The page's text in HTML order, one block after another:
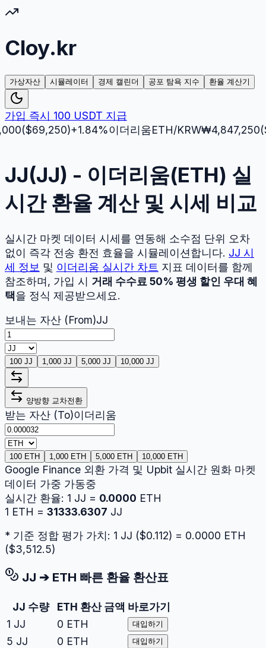
Cloy.kr
가상자산 시뮬레이터 경제 캘린더 공포 탐욕 지수 환율 계산기
가입 즉시 100 USDT 지급
($69,250)+1.84%이더리움ETH/KRW₩4,847,250($
JJ(JJ) - 이더리움(ETH) 실
시간 환율 계산 및 시세 비교
실시간 마켓 데이터 시세를 연동해 소수점 단위 오차
없이 즉각 전송 환전 효율을 시뮬레이션합니다. JJ 시
세 정보 및 이더리움 실시간 차트 지표 데이터를 함께
참조하며, 가입 시 거래 수수료 50% 평생 할인 우대 혜
택을 정식 제공받으세요.
보내는 자산 (From)JJ
100 JJ 1,000 JJ 5,000 JJ 10,000 JJ
양방향 교차전환
받는 자산 (To)이더리움
100 ETH 1,000 ETH 5,000 ETH 10,000 ETH
Google Finance 외환 가격 및 Upbit 실시간 원화 마켓
데이터 가중 가동중
실시간 환율: 1 JJ = 0.0000 ETH
1 ETH = 31333.6307 JJ
* 기준 정합 평가 가치: 1 JJ ($0.112) = 0.0000 ETH
($3,512.5)
JJ ➔ ETH 빠른 환율 환산표
JJ 수량 ETH 환산 금액 바로가기
1 JJ 0 ETH 대입하기
5 JJ 0 ETH 대입하기